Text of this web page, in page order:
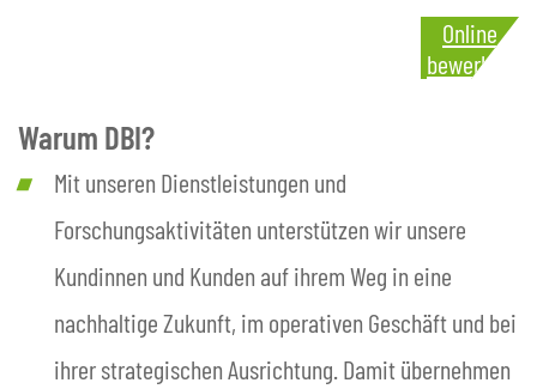
Online
bewerben
Warum DBI?
Mit unseren Dienstleistungen und
Forschungsaktivitäten unterstützen wir unsere
Kundinnen und Kunden auf ihrem Weg in eine
nachhaltige Zukunft, im operativen Geschäft und bei
ihrer strategischen Ausrichtung. Damit übernehmen